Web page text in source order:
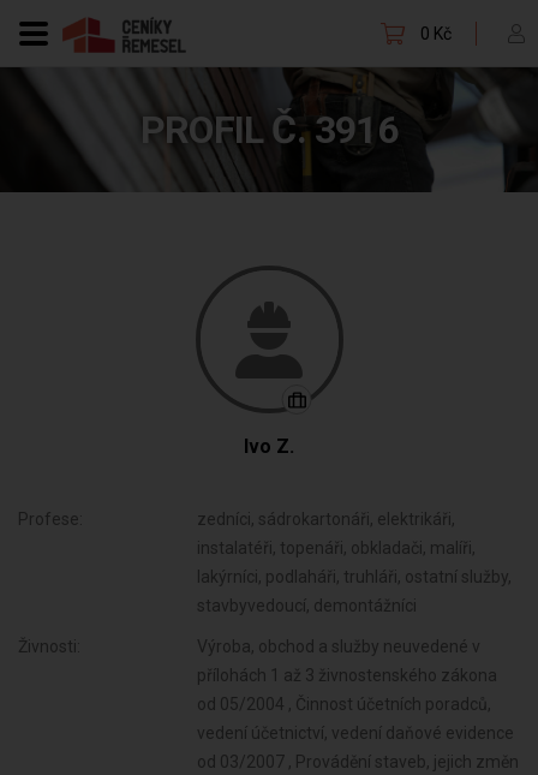
0 Kč
PROFIL Č. 3916
Ivo Z.
Profese:
zedníci, sádrokartonáři, elektrikáři,
instalatéři, topenáři, obkladači, malíři,
lakýrníci, podlaháři, truhláři, ostatní služby,
stavbyvedoucí, demontážníci
Živnosti:
Výroba, obchod a služby neuvedené v
přílohách 1 až 3 živnostenského zákona
od 05/2004 , Činnost účetních poradců,
vedení účetnictví, vedení daňové evidence
od 03/2007 , Provádění staveb, jejich změn